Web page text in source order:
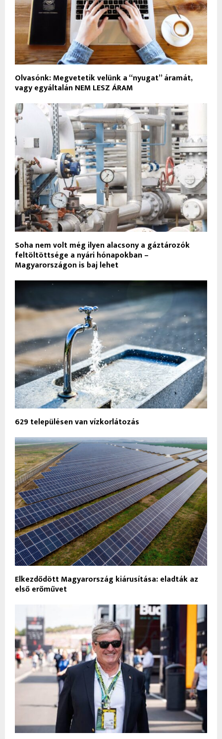
Olvasónk: Megvetetik velünk a “nyugat” áramát,
vagy egyáltalán NEM LESZ ÁRAM
Soha nem volt még ilyen alacsony a gáztározók
feltöltöttsége a nyári hónapokban –
Magyarországon is baj lehet
629 településen van vízkorlátozás
Elkezdődött Magyarország kiárusítása: eladták az
első erőművet